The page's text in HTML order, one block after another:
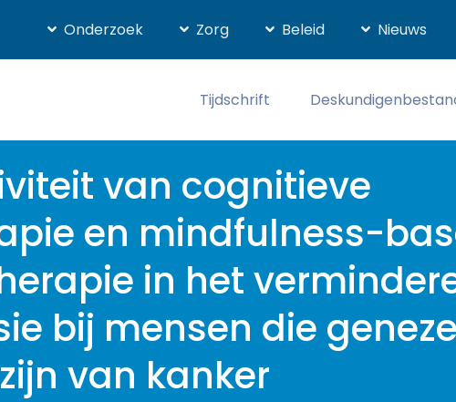
Onderzoek Zorg Beleid Nieuws
Tijdschrift
van cognitieve
en mindfulness-
in het
bij mensen die
zijn van kanker